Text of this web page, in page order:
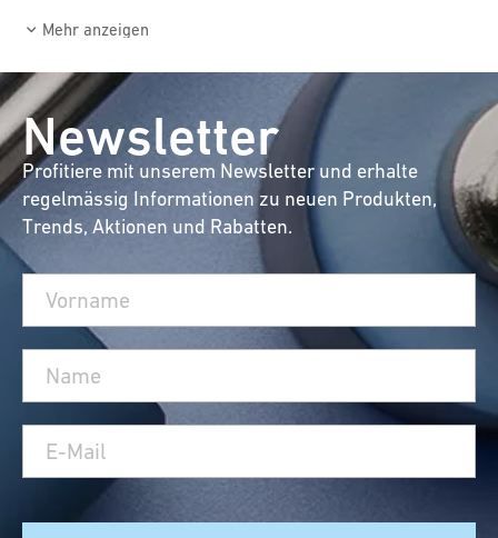
Mehr anzeigen
Newsletter
Profitiere mit unserem Newsletter und erhalte
regelmässig Informationen zu neuen Produkten,
Trends, Aktionen und Rabatten.